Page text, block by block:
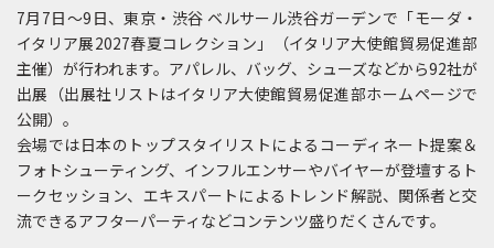
7月7日〜9日、東京・渋谷 ベルサール渋谷ガーデンで「モーダ・
イタリア展2027春夏コレクション」（イタリア大使館貿易促進部
主催）が行われます。アパレル、バッグ、シューズなどから92社が
出展（出展社リストはイタリア大使館貿易促進部ホームページで
公開）。
会場では日本のトップスタイリストによるコーディネート提案＆
フォトシューティング、インフルエンサーやバイヤーが登壇するト
ークセッション、エキスパートによるトレンド解説、関係者と交
流できるアフターパーティなどコンテンツ盛りだくさんです。